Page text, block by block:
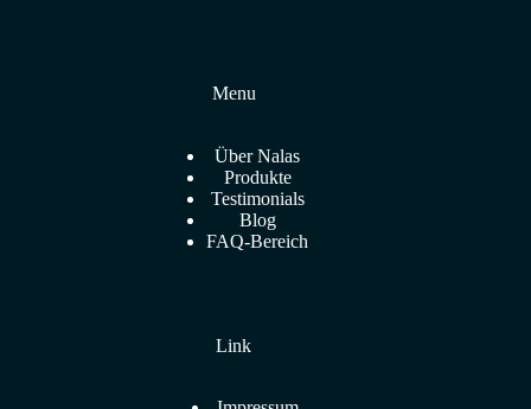
Menu
Über Nalas
Produkte
Testimonials
Blog
FAQ-Bereich
Link